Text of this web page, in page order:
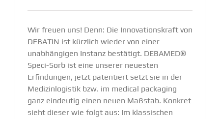
Wir freuen uns! Denn: Die Innovationskraft von
DEBATIN ist kürzlich wieder von einer
unabhängigen Instanz bestätigt. DEBAMED®
Speci-Sorb ist eine unserer neuesten
Erfindungen, jetzt patentiert setzt sie in der
Medizinlogistik bzw. im medical packaging
ganz eindeutig einen neuen Maßstab. Konkret
sieht dieser wie folgt aus: Im klassischen